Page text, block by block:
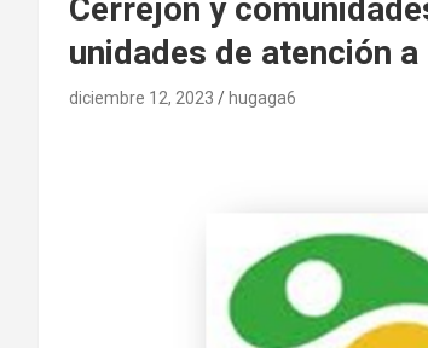
Cerrejón y
unidades de atención
diciembre 12, 2023 hugaga6